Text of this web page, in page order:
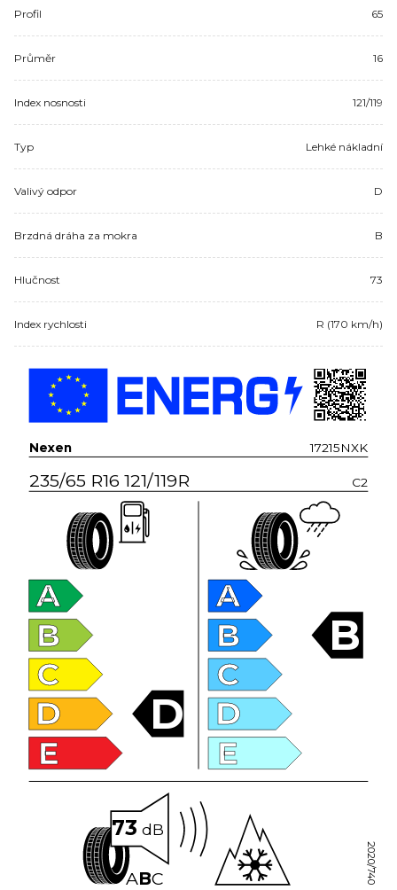
Profil 65
Průměr 16
Index nosnosti 121/119
Typ Lehké nákladní
Valivý odpor D
Brzdná dráha za mokra B
Hlučnost 73
Index rychlosti R (170 km/h)
Nexen 17215NXK
235/65 R16 121/119R C2
A
B
C
D
E
D
A
B
C
D
E
B
73 dB
ABC 2020/740